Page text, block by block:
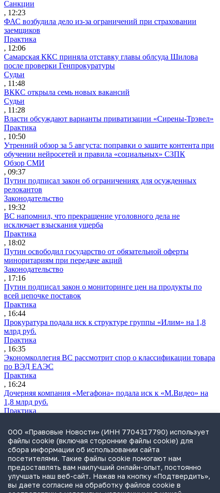
Санкции
, 12:23
ФАС возбудила дело из-за ограничений при страховании
заемщиков
Практика
, 12:06
Самарская ККС приняла отставку главы облсуда Шилова
после проверки Генпрокуратуры
Судьи
, 11:48
ВККС открыла семь новых вакансий
Судьи
, 11:28
Власти обсуждают варианты приватизации «Сирены-Трэвел»
Практика
, 10:50
Утренний обзор за 5 августа: поправки о защите контента при
обучении нейросетей и правила «социальных» СЗПК
Обзор СМИ
, 09:37
Путин подписал закон об ограничениях для осужденных
релокантов
Законодательство
, 19:32
ВС напомнил, что прекращение уголовного дела не
исключает взыскания ущерба
Практика
, 18:02
Путин освободил государство от обязательной оферты
миноритариям при передаче акций
Законодательство
, 17:16
Путин подписал закон о мониторинге цен на продукты по
всей цепочке поставок
Практика
, 16:44
Прокуратура подала иск к структуре группы «Илим» на 1,8
млрд руб.
Практика
, 16:35
Экономколлегия ВС рассмотрит спор о классификации товара
по ВЭД ЕАЭС
Практика
, 16:24
Дочерняя компания «Мегафона» подала иск к «М.Видео» на
1,8 млрд руб.
Практика
СИП проверит отмену патента на систему управления
устройствами после возражений «Яндекса»
Практика
, 15:17
Суды 10 стран рассматривают иски российской «дочки»
Google о возврате дивидендов
Международная практика
, 14:09
ООО «Правовые Новости» (ИНН 7704317790) использует
файлы cookie (включая сторонние файлы cookie) для
сбора информации об использовании сайта
посетителями. Такие файлы cookie помогают нам
предоставлять вам наилучший онлайн-опыт, постоянно
улучшать наш веб-сайт. Нажав на кнопку «Подтвердить»,
вы даете согласие на обработку файлов cookie в